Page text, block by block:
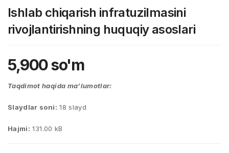
Ishlab chiqarish infratuzilmasini
rivojlantirishning huquqiy asoslari
5,900so'm
Taqdimot haqida ma’lumotlar:
Slaydlar soni: 18 slayd
Hajmi: 131.00 kB